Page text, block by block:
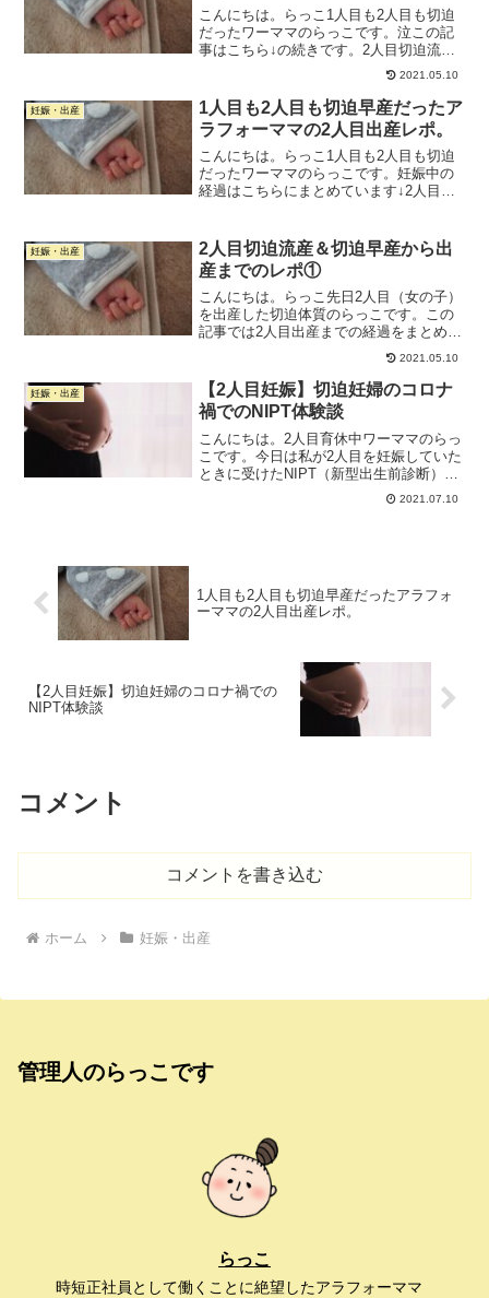
こんにちは。らっこ1人目も2人目も切迫
だったワーママのらっこです。泣この記
事はこちら↓の続きです。2人目切迫流産
＆早産から出産までのレポ①文字数にし
て1万2,000字超あり、めちゃめちゃ長い
です。お時間のあるときにお付き合いく
ださい。20w...
2021.05.10
妊娠・出産
1人目も2人目も切迫早産だったア
ラフォーママの2人目出産レポ。
こんにちは。らっこ1人目も2人目も切迫
だったワーママのらっこです。妊娠中の
経過はこちらにまとめています↓2人目切
の記事は2人目の出産レポです。これから
お産の方の参考に...
妊娠・出産
2人目切迫流産＆切迫早産から出
産までのレポ①
こんにちは。らっこ先日2人目（女の子）
を出産した切迫体質のらっこです。この
記事では2人目出産までの経過をまとめて
みたいと思います。ちなみに私、これま
でに4回妊娠しています。1回目 → 36wで
出産（男の子）2014年 2回目 → 22wで
死...
2021.05.10
妊娠・出産
【2人目妊娠】切迫妊婦のコロナ
禍でのNIPT体験談
こんにちは。2人目育休中ワーママのらっ
こです。今日は私が2人目を妊娠していた
ときに受けたNIPT（新型出生前診断）に
ついて書きたいと思います。NIPT（新型
出生前診断）は、妊婦の血液から胎児の
2021.07.10
1人目も2人目も切迫早産だったアラフォ
ーママの2人目出産レポ。
【2人目妊娠】切迫妊婦のコロナ禍での
NIPT体験談
コメント
コメントを書き込む
ホーム 妊娠・出産
管理人のらっこです
らっこ
時短正社員として働くことに絶望したアラフォーママ